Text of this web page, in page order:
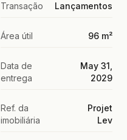
Transação Lançamentos
Área útil 96 m²
Data de
entrega
May 31,
2029
Ref. da
imobiliária
Projet
Lev